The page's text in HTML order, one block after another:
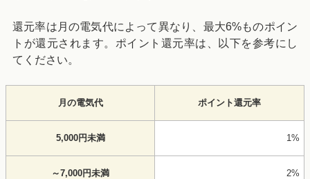
還元率は月の電気代によって異なり、最大6%ものポイン
トが還元されます。ポイント還元率は、以下を参考にし
てください。
月の電気代 ポイント還元率
5,000円未満 1%
～7,000円未満 2%